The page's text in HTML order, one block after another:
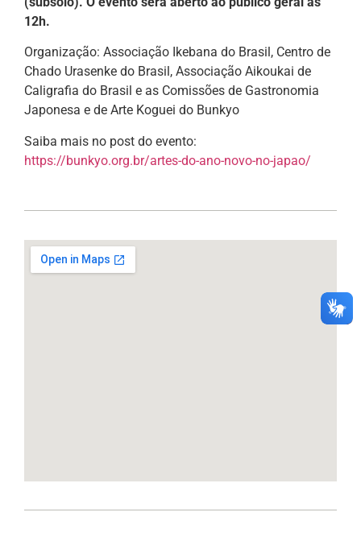
12h.
Organização: Associação Ikebana do Brasil, Centro de
Chado Urasenke do Brasil, Associação Aikoukai de
Caligrafia do Brasil e as Comissões de Gastronomia
Japonesa e de Arte Koguei do Bunkyo
Saiba mais no post do evento:
https://bunkyo.org.br/artes-do-ano-novo-no-japao/